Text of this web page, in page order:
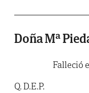
Doña Mª
Falleció
Q.D.E.P.